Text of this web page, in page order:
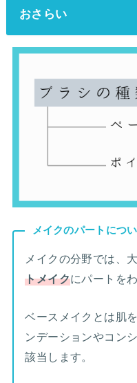
おさらい
メイクのパートにつ
メイクの分野では、
トメイクにパートを
ベースメイクとは肌
ンデーションやコン
該当します。